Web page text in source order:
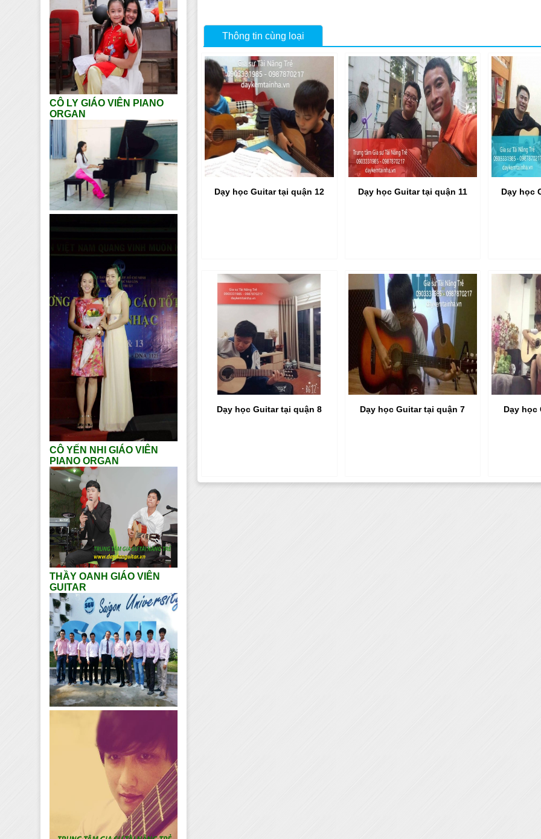
Thông tin cùng loại
Dạy học Guitar tại quận 12 Dạy học Guitar tại quận 11 Dạy học
Dạy học Guitar tại quận 8 Dạy học Guitar tại quận 7 Dạy học
CÔ LY GIÁO VIÊN PIANO
ORGAN
CÔ YẾN NHI GIÁO VIÊN
PIANO ORGAN
THẦY OANH GIÁO VIÊN
GUITAR